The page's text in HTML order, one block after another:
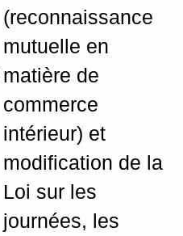
(reconnaissance
mutuelle en
matière de
commerce
intérieur) et
modification de la
Loi sur les
journées, les